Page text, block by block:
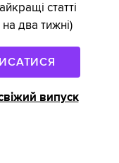
статті
два тижні)
випуск